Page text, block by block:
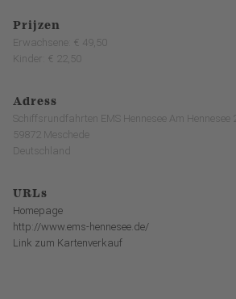
Prijzen
Erwachsene: € 49,50
Kinder: € 22,50
Adress
Schiffsrundfahrten EMS Hennesee Am Hennesee 2
59872 Meschede
Deutschland
URLs
Homepage
http://www.ems-hennesee.de/
Link zum Kartenverkauf